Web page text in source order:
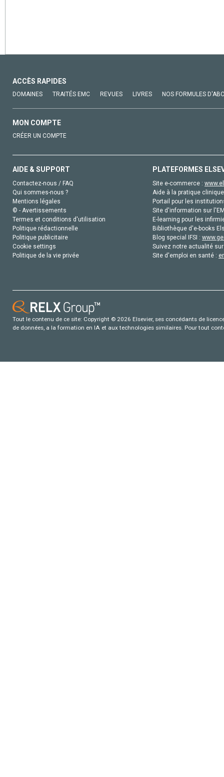
ACCÈS RAPIDES
DOMAINES TRAITÉS EMC REVUES LIVRES NOS FORMULES
MON COMPTE
CRÉER UN COMPTE
AIDE & SUPPORT
Contactez-nous / FAQ
Qui sommes-nous ?
Mentions légales
© - Avertissements
Termes et conditions d'utilisation
Politique rédactionnelle
Politique publicitaire
Cookie settings
Politique de la vie privée
PLATEFORMES
Site e-commerce :
Aide à la pratique
Portail pour les
Site d'information sur
E-learning pour les
Bibliothèque d'e-books
Blog special IFSI :
Suivez notre actualité
Site d'emploi en santé :
Tout le contenu de ce site: Copyright © 2026 Elsevier, ses concédants de
de données, a la formation en IA et aux technologies similaires. Pour tout